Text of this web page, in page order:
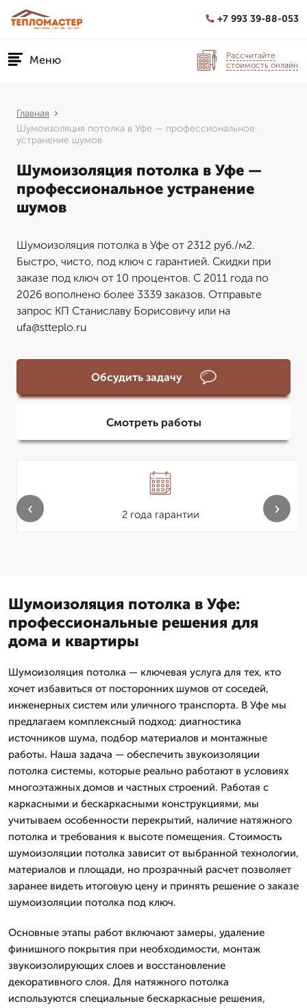
+7 993 39-88-053
Меню
Рассчитайте
стоимость онлайн
Главная
Шумоизоляция потолка в Уфе — профессиональное
устранение шумов
Шумоизоляция потолка в Уфе —
профессиональное устранение
шумов
Шумоизоляция потолка в Уфе от 2312 руб./м2.
Быстро, чисто, под ключ с гарантией. Скидки при
заказе под ключ от 10 процентов. С 2011 года по
2026 вополнено более 3339 заказов. Отправьте
запрос КП Станиславу Борисовичу или на
ufa@stteplo.ru
Обсудить задачу
Смотреть работы
2 года гарантии
‹ ›
Шумоизоляция потолка в Уфе:
профессиональные решения для
дома и квартиры
Шумоизоляция потолка — ключевая услуга для тех, кто
хочет избавиться от посторонних шумов от соседей,
инженерных систем или уличного транспорта. В Уфе мы
предлагаем комплексный подход: диагностика
источников шума, подбор материалов и монтажные
работы. Наша задача — обеспечить звукоизоляции
потолка системы, которые реально работают в условиях
многоэтажных домов и частных строений. Работая с
каркасными и бескаркасными конструкциями, мы
учитываем особенности перекрытий, наличие натяжного
потолка и требования к высоте помещения. Стоимость
шумоизоляции потолка зависит от выбранной технологии,
материалов и площади, но прозрачный расчет позволяет
заранее видеть итоговую цену и принять решение о заказе
шумоизоляции потолка под ключ.
Основные этапы работ включают замеры, удаление
финишного покрытия при необходимости, монтаж
звукоизолирующих слоев и восстановление
декоративного слоя. Для натяжного потолка
используются специальные бескаркасные решения,